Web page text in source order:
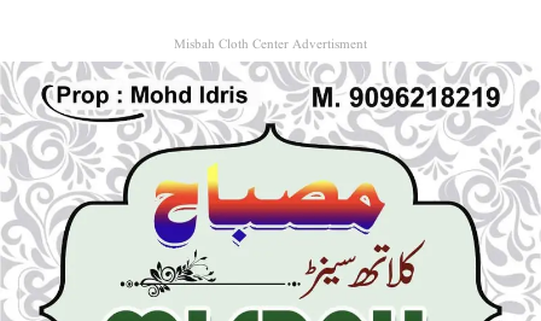
Misbah Cloth Center Advertisment